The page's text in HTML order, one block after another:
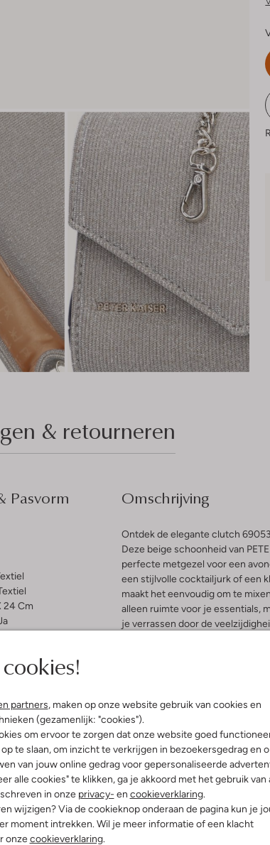
partners, maken op onze website gebruik van cookies en
(gezamenlijk: "cookies").
om ervoor te zorgen dat onze website goed
te slaan, om inzicht te verkrijgen in bezoekersgedrag en
van jouw online gedrag voor gepersonaliseerde
alle cookies" te klikken, ga je akkoord met het gebruik van
in onze privacy- en cookieverklaring.
wijzigen? Via de cookieknop onderaan de pagina kun je
moment intrekken. Wil je meer informatie of een klacht
onzecookieverklaring.
& retourneren
Pasvorm
24 Cm
Omschrijving
Ontdek de elegante clutch
Deze beige schoonheid van
perfecte metgezel voor een
een stijlvolle cocktailjurk of een
maakt het eenvoudig om te
alleen ruimte voor je essentials,
je verrassen door de